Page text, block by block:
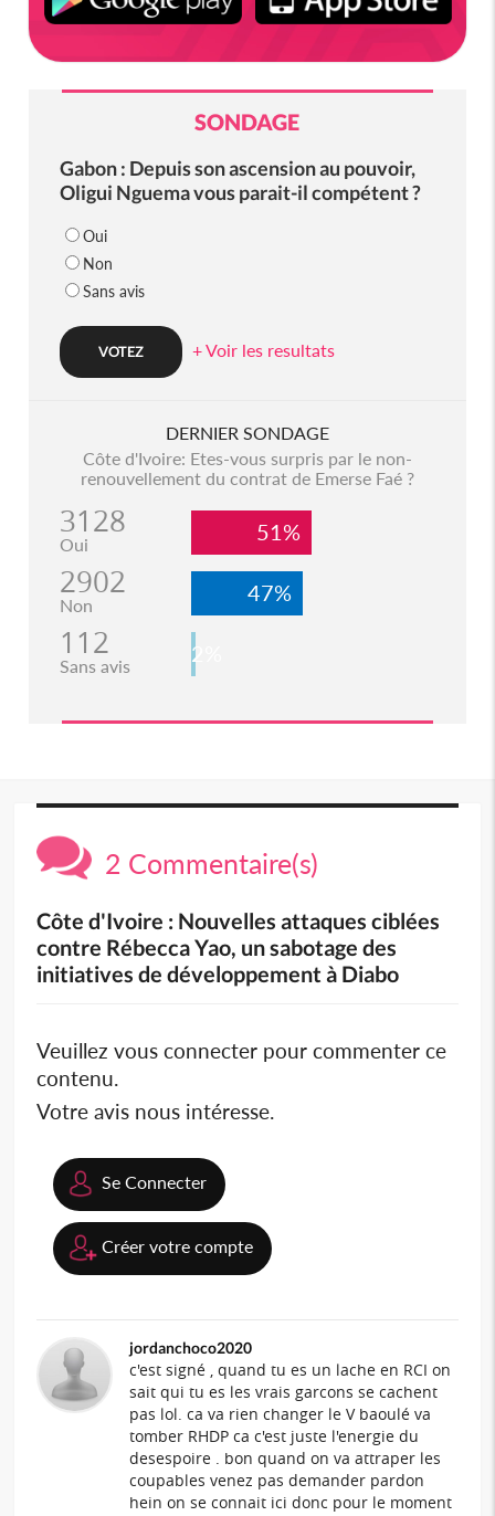
SONDAGE
Gabon : Depuis son ascension au pouvoir,
Oligui Nguema vous parait-il compétent ?
Oui
Non
Sans avis
+ Voir les resultats
DERNIER SONDAGE
Côte d'Ivoire: Etes-vous surpris par le non-
renouvellement du contrat de Emerse Faé ?
3128
Oui 51%
2902
Non 47%
112
Sans avis 2%
2 Commentaire(s)
Côte d'Ivoire : Nouvelles attaques ciblées
contre Rébecca Yao, un sabotage des
initiatives de développement à Diabo
Veuillez vous connecter pour commenter ce
contenu.
Votre avis nous intéresse.
Se Connecter
Créer votre compte
jordanchoco2020
c'est signé , quand tu es un lache en RCI on
sait qui tu es les vrais garcons se cachent
pas lol. ca va rien changer le V baoulé va
tomber RHDP ca c'est juste l'energie du
desespoire . bon quand on va attraper les
coupables venez pas demander pardon
hein on se connait ici donc pour le moment